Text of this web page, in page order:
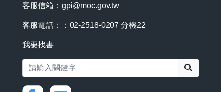
客服信箱： gpi@moc.gov.tw
客服電話：：02-2518-0207 分機22
我要找書